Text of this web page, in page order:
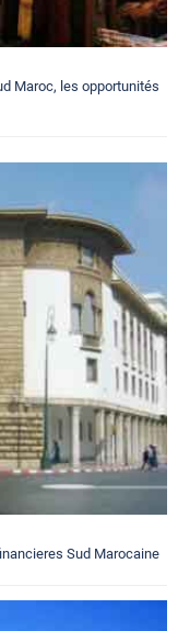
Maroc, les opportunités
Sud Marocaine